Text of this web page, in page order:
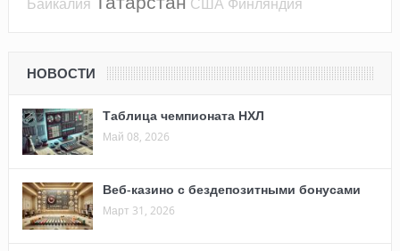
НОВОСТИ
Таблица чемпионата НХЛ
Май 08, 2026
Веб-казино с бездепозитными бонусами
Март 31, 2026